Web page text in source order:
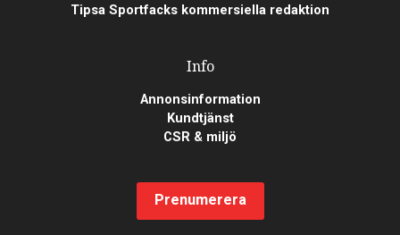
Tipsa Sportfacks kommersiella redaktion
Info
Annonsinformation
Kundtjänst
CSR & miljö
Prenumerera